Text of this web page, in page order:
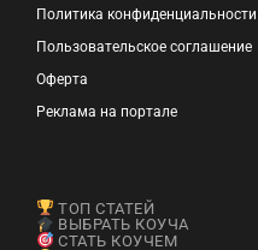
Политика конфиденциальности
Пользовательское соглашение
Оферта
Реклама на портале
ТОП СТАТЕЙ
ВЫБРАТЬ КОУЧА
СТАТЬ КОУЧЕМ